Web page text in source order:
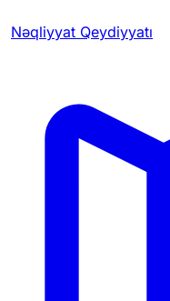
Nəqliyyat Qeydiyyatı